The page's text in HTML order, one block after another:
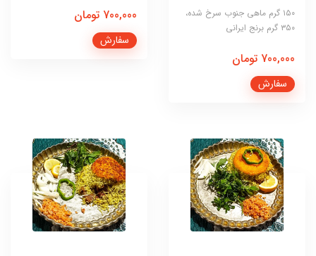
۱۵۰ گرم ماهی جنوب سرخ شده،
۳۵۰ گرم برنج ایرانی
700,000 تومان
سفارش
700,000 تومان
سفارش